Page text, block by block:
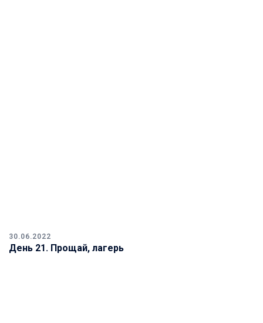
30.06.2022
День 21. Прощай, лагерь